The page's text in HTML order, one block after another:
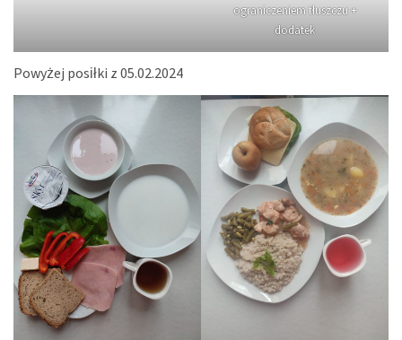
ograniczeniem tłuszczu +
dodatek
Powyżej posiłki z 05.02.2024